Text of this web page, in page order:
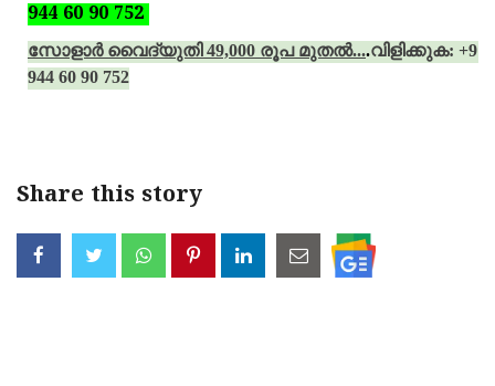
944 60 90 752
സോളാര്‍ വൈദ്യുതി 49,000 രൂപ മുതല്‍....വിളിക്കുക: +91
944 60 90 752
Share this story